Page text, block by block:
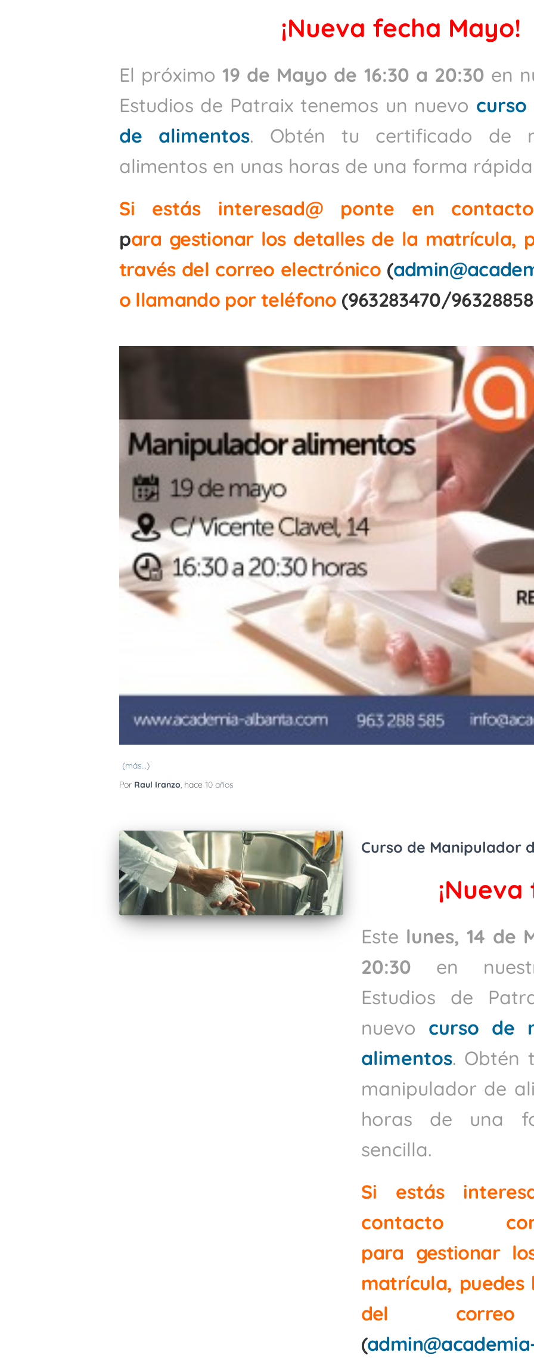
¡Nueva fecha Mayo!
El próximo 19 de Mayo de 16:30 a 20:30 en
Estudios de Patraix tenemos un nuevo
de alimentos. Obtén tu certificado de
alimentos en unas horas de una forma
Si estás interesad@ ponte en
para gestionar los detalles de la matrícula,
través del correo electrónico (
o llamando por teléfono (963283470/
(más…)
Por Raul Iranzo, hace 10 años
Curso de Manipulador
Este lunes, 14 de
20:30 en
Estudios de
nuevo curso de
alimentos. Obtén
manipulador de
horas de una
sencilla.
Si estás
contacto
para gestionar
matrícula,
del correo
(